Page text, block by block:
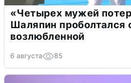
«Четырех мужей
Шаляпин проболтался
возлюбленной
6 августа 85